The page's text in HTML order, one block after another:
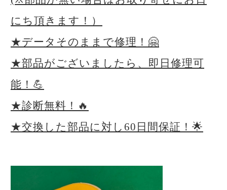
にち頂きます！）
★データそのままで修理！🤗
★部品がございましたら、即日修理可
能！💪
★診断無料！🔥
★交換した部品に対し60日間保証！🌟